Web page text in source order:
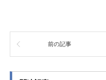
中1瓦葺中女子 5科30点アップ
中1春野中男子 数学90点以上
前の記事